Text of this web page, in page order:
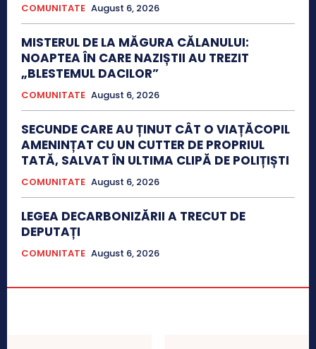
COMUNITATE August 6, 2026
MISTERUL DE LA MĂGURA CĂLANULUI:
NOAPTEA ÎN CARE NAZIȘTII AU TREZIT
„BLESTEMUL DACILOR”
COMUNITATE August 6, 2026
SECUNDE CARE AU ȚINUT CÂT O VIAȚĂCOPIL
AMENINȚAT CU UN CUTTER DE PROPRIUL
TATĂ, SALVAT ÎN ULTIMA CLIPĂ DE POLIȚIȘTI
COMUNITATE August 6, 2026
LEGEA DECARBONIZĂRII A TRECUT DE
DEPUTAȚI
COMUNITATE August 6, 2026